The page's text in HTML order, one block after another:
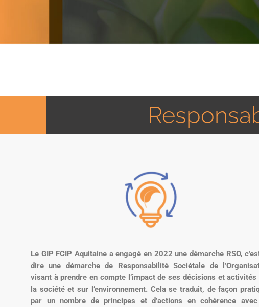
Le GIP FCIP Aquitaine a engagé en 2022 une démarche RSO,
dire une démarche de Responsabilité Sociétale de
visant à prendre en compte l’impact de ses décisions et activités
la société et sur l’environnement. Cela se traduit, de façon
par un nombre de principes et d’actions en cohérence